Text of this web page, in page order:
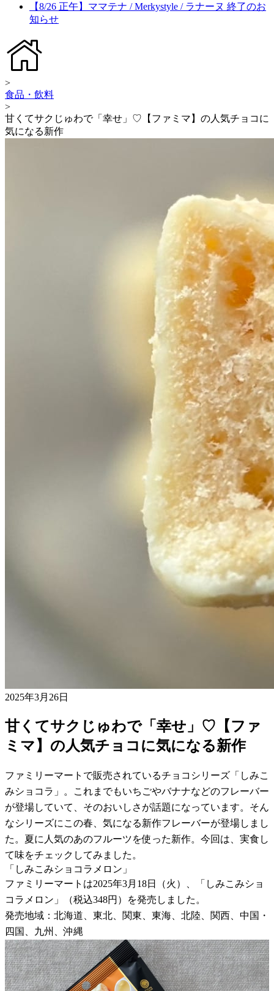
【8/26 正午】ママテナ / Merkystyle / ラナーヌ 終了のお
知らせ
>
食品・飲料
>
甘くてサクじゅわで「幸せ」♡【ファミマ】の人気チョコに
気になる新作
2025年3月26日
甘くてサクじゅわで「幸せ」♡【ファ
ミマ】の人気チョコに気になる新作
ファミリーマートで販売されているチョコシリーズ「しみこ
みショコラ」。これまでもいちごやバナナなどのフレーバー
が登場していて、そのおいしさが話題になっています。そん
なシリーズにこの春、気になる新作フレーバーが登場しまし
た。夏に人気のあのフルーツを使った新作。今回は、実食し
て味をチェックしてみました。
「しみこみショコラメロン」
ファミリーマートは2025年3月18日（火）、「しみこみショ
コラメロン」（税込348円）を発売しました。
発売地域：北海道、東北、関東、東海、北陸、関西、中国・
四国、九州、沖縄